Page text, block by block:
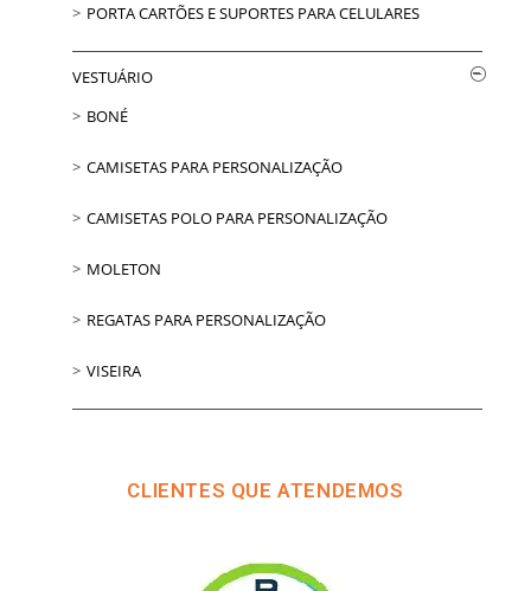
PORTA CARTÕES E SUPORTES PARA CELULARES
VESTUÁRIO
BONÉ
CAMISETAS PARA PERSONALIZAÇÃO
CAMISETAS POLO PARA PERSONALIZAÇÃO
MOLETON
REGATAS PARA PERSONALIZAÇÃO
VISEIRA
CLIENTES QUE ATENDEMOS